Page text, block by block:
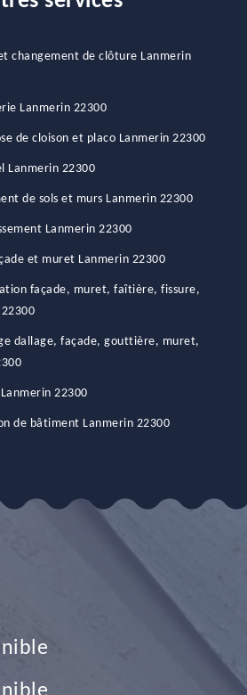
changement de clôture Lanmerin
Lanmerin 22300
de cloison et placo Lanmerin 22300
Lanmerin 22300
de sols et murs Lanmerin 22300
Lanmerin 22300
et muret Lanmerin 22300
façade, muret, faîtière, fissure,
dallage, façade, gouttière, muret,
22300
de bâtiment Lanmerin 22300